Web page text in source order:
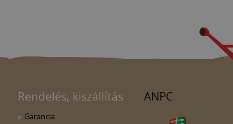
Rendelés, kiszállítás
Garancia
ANPC